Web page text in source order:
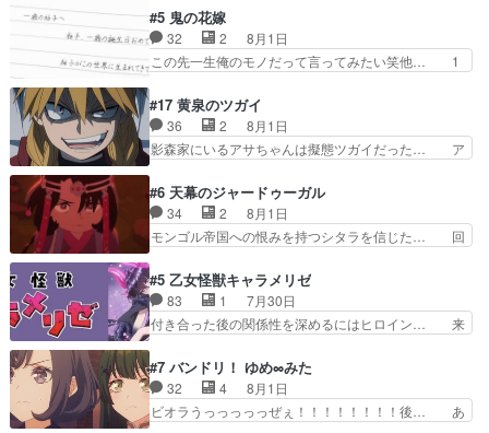
んの距離感おかしいね(*´… 糸と源ははよ好きお
うとると言わんかい！引… ショウくんと対等に話
すためにゲームをする…
取り戻し正式に探偵事務所で働き始め… ポワロ、
元ネタを解説して原作に誘導するの… くれあさん
の探偵としての初事件にしてちょ… ・急にクイズ
番組が始まったw・妖精ウソノ… るるかの助手だ
の！？クレアさん探偵すぎ… 突然のポアロクイズ
は草なんよ。んで、あん… 今回からついにくれあ
が探偵事務所の仲間に…
#5 鬼の花嫁
32 2
8月1日
この先一生俺のモノだって言ってみたい笑他… 1
さん柚子に18年分の誕生日プレゼント… 柚子は
鬼龍院家から初めて学校に通う事にな… プレゼン
ト攻撃ヤバすぎるwwwヴァイオレ… 玲夜さまサ
プライズの、これまでの柚子ちゃ… 玲夜から柚子
んへ…もう中学生な… 梅原の人が18歳になるま
での誕生プレゼン… なよなよした男（cv石田彰）
梅ちゃんがた…
#17 黄泉のツガイ
36 2
8月1日
影森家にいるアサちゃんは擬態ツガイだった… ア
にアサはいなかった逆にガブちゃんはい… 影森の
当主が際限なくツガイを増やせるのに… 今回はも
うガブちゃんさんの悲鳴にも似た怒… ユルと戦っ
た時から伏線が張られていたのが… しかしアサ
い筈のガブちゃん、アキオの… 色々とひっかけが
あって、最終的に嫌な終わ… ゴンゾウが従える大
量のツガイに何事かと思…
#6 天幕のジャードゥーガル
34 2
8月1日
モンゴル帝国への恨みを持つシタラを信じた… 回
タイの妃になってもその心は晴れず、モ… ドレゲ
ネの過去、宝石だった彼女が人になり… ドレゲネ
の過去、、辛かった、、あのジャタ… 年上旦那が
良い人でも、女は宝石でただ笑っ… ダイルの儀式
過去には同情の言葉しか…シ… 奥様に悲しい過
去…萌え袖が可愛いね、と思… ドレゲネとシタ
ラ、2人だけの同盟が結成さ…
#5 乙女怪獣キャラメリゼ
83 1
7月30日
付き合った後の関係性を深めるにはヒロイン… 来
とメスってて何この可愛い生物。クラス… 付き合
い始めたら始めたでまた違った悩みが… と一歩ず
つ踏み出す黒絵ちゃん微笑ま新汰の… ツインテー
ルが可愛いお茶目な妹ちゃんです… しかも過去も
#7 バンドリ！ ゆめ∞みた
32 4
8月1日
ビオラうっっっっっぜぇ！！！！！！！！後… あ